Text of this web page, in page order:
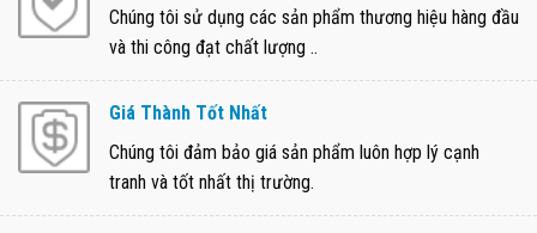
Chúng tôi sử dụng các sản phẩm thương hiệu hàng đầu
và thi công đạt chất lượng ..
Giá Thành Tốt Nhất
Chúng tôi đảm bảo giá sản phẩm luôn hợp lý cạnh
tranh và tốt nhất thị trường.